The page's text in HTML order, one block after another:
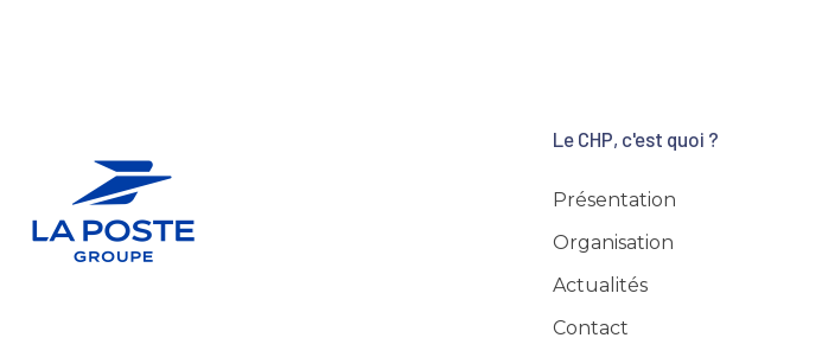
Le CHP, c'est quoi ?
Présentation
Organisation
Actualités
Contact